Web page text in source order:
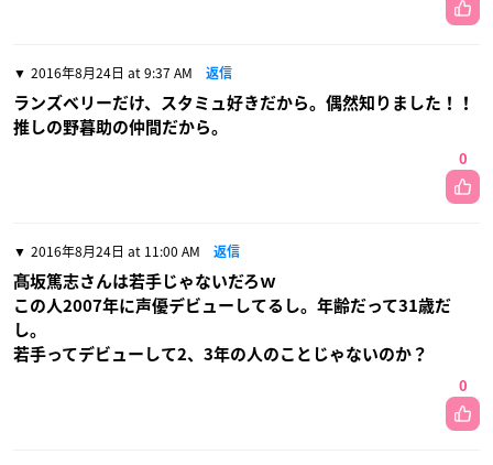
2016年8月24日 at 9:37 AM 返信
ランズベリーだけ、スタミュ好きだから。偶然知りました！！
推しの野暮助の仲間だから。
0
2016年8月24日 at 11:00 AM 返信
髙坂篤志さんは若手じゃないだろｗ
この人2007年に声優デビューしてるし。年齢だって31歳だ
し。
若手ってデビューして2、3年の人のことじゃないのか？
0